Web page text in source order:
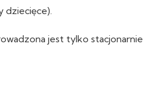
dziecięce).
jest tylko stacjonarnie.